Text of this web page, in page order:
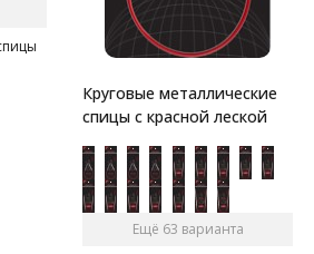
Круговые металлические
спицы с красной леской
Ещё 63 варианта